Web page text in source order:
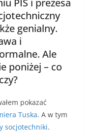
PIS i prezesa
genialny.
i
Ale
poniżej – co
pokazać
Tuska. A w tym
socjotechniki.